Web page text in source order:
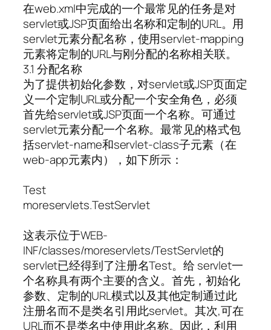
在web.xml中完成的一个最常见的任务是对
servlet或JSP页面给出名称和定制的URL。用
servlet元素分配名称，使用servlet-mapping
元素将定制的URL与刚分配的名称相关联。
3.1 分配名称
为了提供初始化参数，对servlet或JSP页面定
义一个定制URL或分配一个安全角色，必须
首先给servlet或JSP页面一个名称。可通过
servlet元素分配一个名称。最常见的格式包
括servlet-name和servlet-class子元素（在
web-app元素内），如下所示：
Test
moreservlets.TestServlet
这表示位于WEB-
INF/classes/moreservlets/TestServlet的
servlet已经得到了注册名Test。给 servlet一
个名称具有两个主要的含义。首先，初始化
参数、定制的URL模式以及其他定制通过此
注册名而不是类名引用此servlet。其次,可在
URL而不是类名中使用此名称。因此，利用